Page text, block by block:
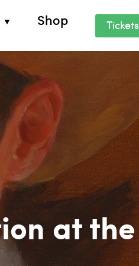
begunstigers
Shop Tickets
at